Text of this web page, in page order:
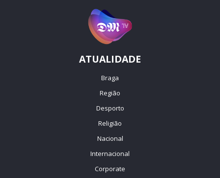
ATUALIDADE
Braga
Região
Desporto
Religião
Nacional
Internacional
Corporate